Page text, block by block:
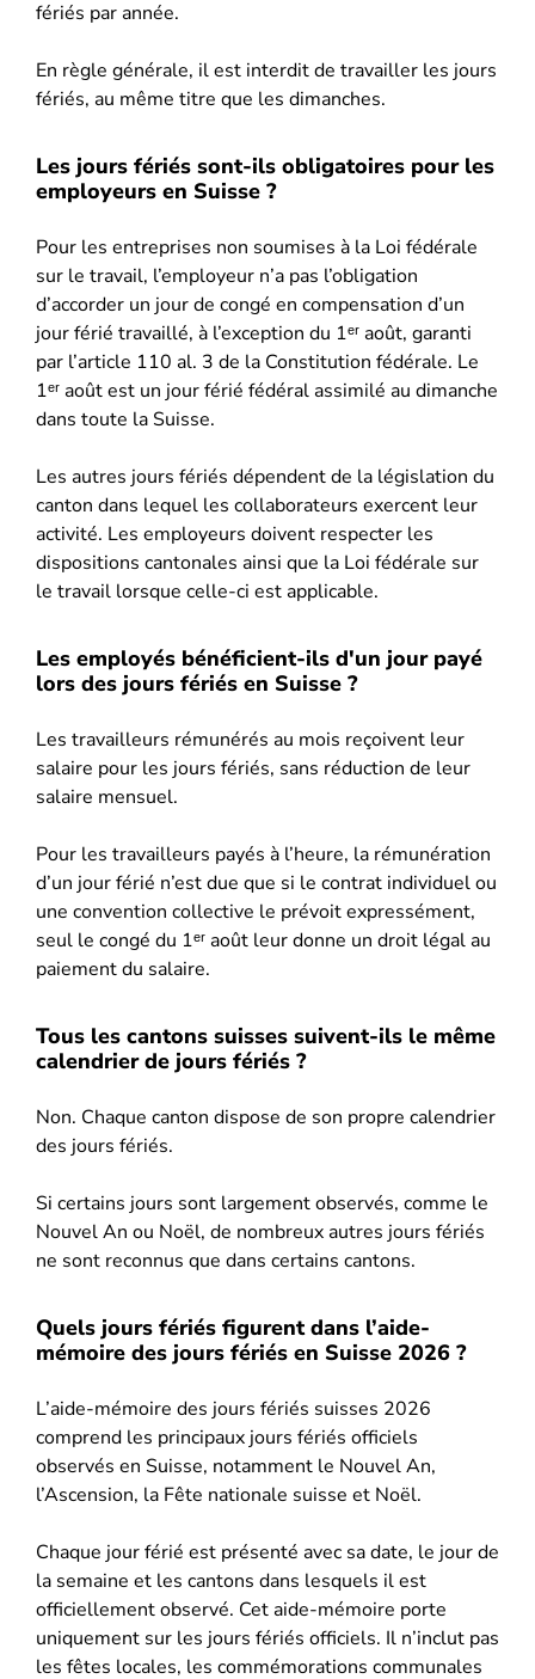
fériés par année.
En règle générale, il est interdit de travailler les jours
fériés, au même titre que les dimanches.
Les jours fériés sont-ils obligatoires pour les
employeurs en Suisse ?
Pour les entreprises non soumises à la Loi fédérale
sur le travail, l’employeur n’a pas l’obligation
d’accorder un jour de congé en compensation d’un
jour férié travaillé, à l’exception du 1ᵉʳ août, garanti
par l’article 110 al. 3 de la Constitution fédérale. Le
1ᵉʳ août est un jour férié fédéral assimilé au dimanche
dans toute la Suisse.
Les autres jours fériés dépendent de la législation du
canton dans lequel les collaborateurs exercent leur
activité. Les employeurs doivent respecter les
dispositions cantonales ainsi que la Loi fédérale sur
le travail lorsque celle-ci est applicable.
Les employés bénéficient-ils d'un jour payé
lors des jours fériés en Suisse ?
Les travailleurs rémunérés au mois reçoivent leur
salaire pour les jours fériés, sans réduction de leur
salaire mensuel.
Pour les travailleurs payés à l’heure, la rémunération
d’un jour férié n’est due que si le contrat individuel ou
une convention collective le prévoit expressément,
seul le congé du 1ᵉʳ août leur donne un droit légal au
paiement du salaire.
Tous les cantons suisses suivent-ils le même
calendrier de jours fériés ?
Non. Chaque canton dispose de son propre calendrier
des jours fériés.
Si certains jours sont largement observés, comme le
Nouvel An ou Noël, de nombreux autres jours fériés
ne sont reconnus que dans certains cantons.
Quels jours fériés figurent dans l’aide-
mémoire des jours fériés en Suisse 2026 ?
L’aide-mémoire des jours fériés suisses 2026
comprend les principaux jours fériés officiels
observés en Suisse, notamment le Nouvel An,
l’Ascension, la Fête nationale suisse et Noël.
Chaque jour férié est présenté avec sa date, le jour de
la semaine et les cantons dans lesquels il est
officiellement observé. Cet aide-mémoire porte
uniquement sur les jours fériés officiels. Il n’inclut pas
les fêtes locales, les commémorations communales